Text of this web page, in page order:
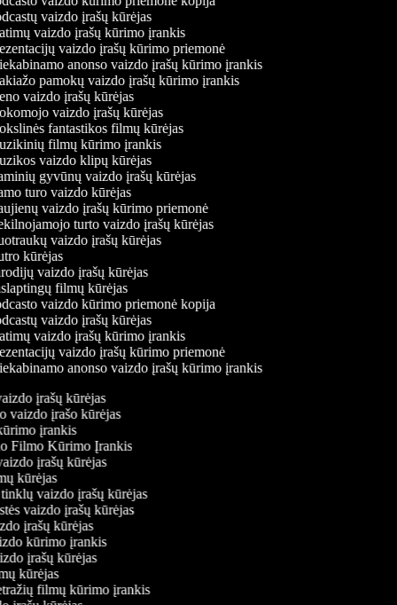
vaizdo įrašų kūrėjas
vaizdo įrašų kūrimo įrankis
vaizdo įrašų kūrimo priemonė
anonso vaizdo įrašų kūrimo įrankis
pamokų vaizdo įrašų kūrimo įrankis
vaizdo įrašų kūrėjas
vaizdo įrašų kūrėjas
fantastikos filmų kūrėjas
filmų kūrimo įrankis
vaizdo klipų kūrėjas
gyvūnų vaizdo įrašų kūrėjas
turo vaizdo kūrėjas
vaizdo įrašų kūrimo priemonė
turto vaizdo įrašų kūrėjas
vaizdo įrašų kūrėjas
kūrėjas
vaizdo įrašų kūrėjas
filmų kūrėjas
vaizdo kūrimo priemonė kopija
vaizdo įrašų kūrėjas
vaizdo įrašų kūrimo įrankis
vaizdo įrašų kūrimo priemonė
anonso vaizdo įrašų kūrimo įrankis
įrašų kūrėjas
vaizdo įrašo kūrėjas
įrankis
Filmo Kūrimo Įrankis
įrašų kūrėjas
kūrėjas
tinklų vaizdo įrašų kūrėjas
vaizdo įrašų kūrėjas
įrašų kūrėjas
kūrimo įrankis
įrašų kūrėjas
kūrėjas
filmų kūrimo įrankis